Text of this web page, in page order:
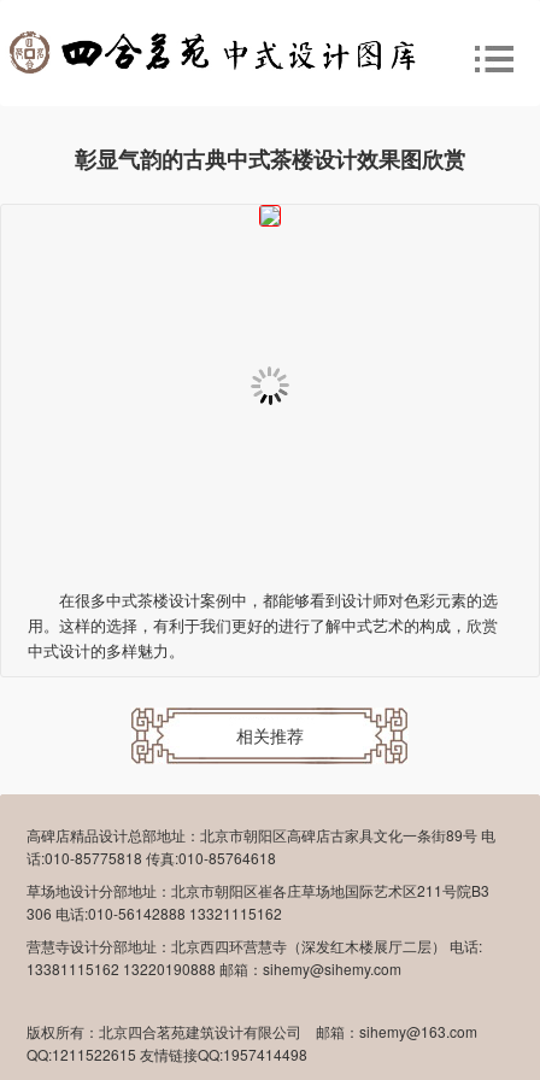
彰显气韵的古典中式茶楼设计效果图欣赏
在很多中式茶楼设计案例中，都能够看到设计师对色彩元素的选
用。这样的选择，有利于我们更好的进行了解中式艺术的构成，欣赏
中式设计的多样魅力。
相关推荐
高碑店精品设计总部地址：北京市朝阳区高碑店古家具文化一条街89号 电
话:010-85775818 传真:010-85764618
草场地设计分部地址：北京市朝阳区崔各庄草场地国际艺术区211号院B3
306 电话:010-56142888 13321115162
营慧寺设计分部地址：北京西四环营慧寺（深发红木楼展厅二层） 电话:
13381115162 13220190888 邮箱：sihemy@sihemy.com
版权所有：北京四合茗苑建筑设计有限公司 邮箱：sihemy@163.com
QQ:1211522615 友情链接QQ:1957414498